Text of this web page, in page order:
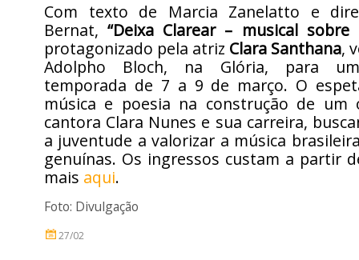
Com texto de Marcia Zanelatto e
Bernat,“Deixa Clarear – musical sobre
protagonizado pela atriz Clara Santhana,
Adolpho Bloch, na Glória, para
temporada de 7 a 9 de março. O
música e poesia na construção de um
cantora Clara Nunes e sua carreira,
a juventude a valorizar a música
genuínas. Os ingressos custam a partir
mais aqui.
Foto: Divulgação
27/02